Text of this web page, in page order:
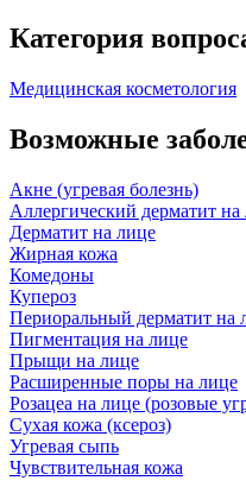
Категория
Медицинская косметология
Возможные
Акне (угревая болезнь)
Аллергический дерматит на
Дерматит на лице
Жирная кожа
Комедоны
Купероз
Периоральный дерматит на
Пигментация на лице
Прыщи на лице
Расширенные поры на лице
Розацеа на лице (розовые
Сухая кожа (ксероз)
Угревая сыпь
Чувствительная кожа